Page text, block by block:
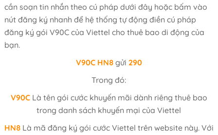
cần soạn tin nhắn theo cú pháp dưới đây hoặc bấm vào
nút đăng ký nhanh để hệ thống tự động điền cú pháp
đăng ký gói V90C của Viettel cho thuê bao di động của
bạn.
V90C HN8 gửi 290
Trong đó:
V90CLà tên gói cước khuyến mãi dành riêng thuê bao
trong danh sách khuyến mại của Viettel
HN8 Là mã đăng ký gói cước Viettel trên website này. Với